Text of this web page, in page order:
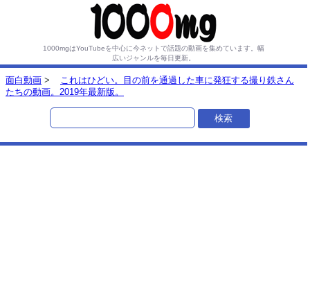
1000mgはYouTubeを中心に今ネットで話題の動画を集めています。 幅
広いジャンルを毎日更新。
面白動画 >
これはひどい。目の前を通過した車に発狂する撮り鉄さん
たちの動画。2019年最新版。